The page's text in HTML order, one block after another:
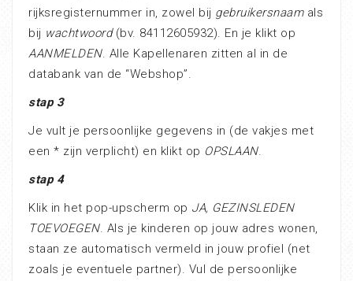
rijksregisternummer in, zowel bij gebruikersnaamals
bij wachtwoord(bv. 84112605932). En je klikt op
AANMELDEN. Alle Kapellenaren zitten al in de
databank van de “Webshop”.
stap 3
Je vult je persoonlijke gegevens in (de vakjes met
een * zijn verplicht) en klikt op OPSLAAN.
stap 4
Klik in het pop-upscherm op JA, GEZINSLEDEN
TOEVOEGEN. Als je kinderen op jouw adres wonen,
staan ze automatisch vermeld in jouw profiel (net
zoals je eventuele partner). Vul de persoonlijke